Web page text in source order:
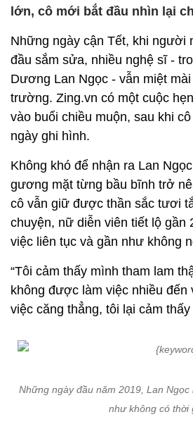
lớn, cô mới bắt đầu nhìn lại
Những ngày cận Tết, khi người
đầu sắm sửa, nhiều nghệ sĩ -
Dương Lan Ngọc - vẫn miệt
trường. Zing.vn có một cuộc
vào buổi chiều muộn, sau khi
ngày ghi hình.
Không khó để nhận ra Lan
gương mặt từng bầu bĩnh trở
cô vẫn giữ được thần sắc tươi
chuyện, nữ diễn viên tiết lộ gần
việc liên tục và gần như không
“Tôi cảm thấy mình tham lam
không được làm việc nhiều đến
việc căng thẳng, tôi lại cảm
Những ngày đầu năm 2019, Lan
như không có thời